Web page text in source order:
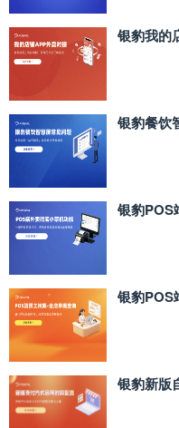
银豹我的
银豹餐饮
银豹POS
银豹POS
银豹新版